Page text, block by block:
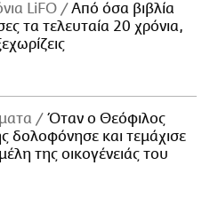
LiFO
Από όσα βιβλία
τα τελευταία 20 χρόνια,
Όταν ο Θεόφιλος
δολοφόνησε και τεμάχισε
της οικογένειάς του